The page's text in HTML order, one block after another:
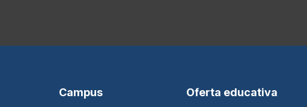
Campus Oferta educativa